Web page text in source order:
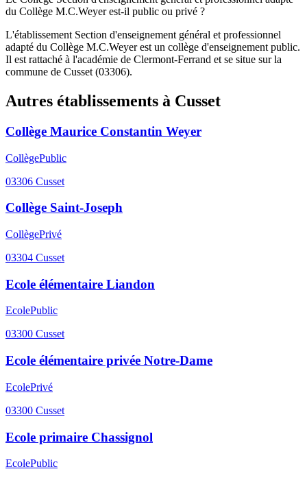
du Collège M.C.Weyer est-il public ou privé ?
L'établissement Section d'enseignement général et professionnel
adapté du Collège M.C.Weyer est un collège d'enseignement public.
Il est rattaché à l'académie de Clermont-Ferrand et se situe sur la
commune de Cusset (03306).
Autres établissements à Cusset
Collège Maurice Constantin Weyer
CollègePublic
03306 Cusset
Collège Saint-Joseph
CollègePrivé
03304 Cusset
Ecole élémentaire Liandon
EcolePublic
03300 Cusset
Ecole élémentaire privée Notre-Dame
EcolePrivé
03300 Cusset
Ecole primaire Chassignol
EcolePublic